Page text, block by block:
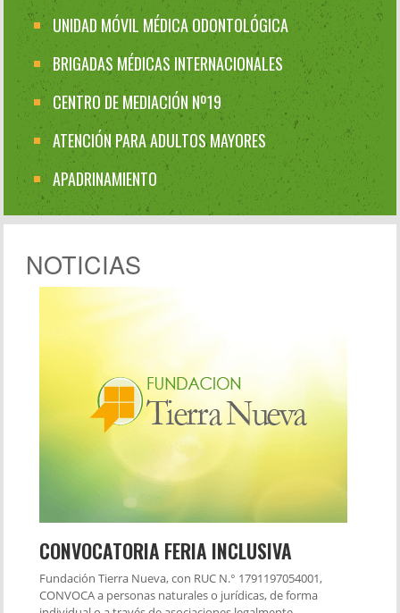
UNIDAD MÓVIL MÉDICA ODONTOLÓGICA
BRIGADAS MÉDICAS INTERNACIONALES
CENTRO DE MEDIACIÓN Nº19
ATENCIÓN PARA ADULTOS MAYORES
APADRINAMIENTO
NOTICIAS
CONVOCATORIA FERIA INCLUSIVA
Fundación Tierra Nueva, con RUC N.° 1791197054001,
CONVOCA a personas naturales o jurídicas, de forma